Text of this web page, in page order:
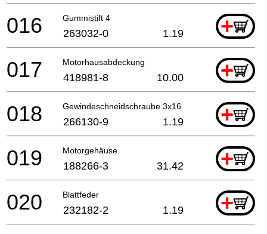
Gummistift 4 +
016 263032-0 1.19
Motorhausabdeckung +
017 418981-8 10.00
Gewindeschneidschraube 3x16 +
018 266130-9 1.19
Motorgehäuse +
019 188266-3 31.42
Blattfeder +
020 232182-2 1.19